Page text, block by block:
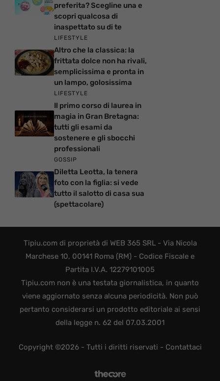
preferita? Scegline una e
scopri qualcosa di
inaspettato su di te
LIFESTYLE
Altro che la classica: la
frittata dolce non ha rivali,
semplicissima e pronta in
un lampo, golosissima
LIFESTYLE
Il primo corso di laurea in
magia in Gran Bretagna:
tutti gli esami da
sostenere e gli sbocchi
professionali
GOSSIP
Diletta Leotta, la tenera
foto con la figlia: si vede
tutto il salotto di casa sua
(spettacolare)
Tipiu.com di proprietà di WEB 365 SRL - Via Nicola
Marchese 10, 00141 Roma (RM) - Codice Fiscale e
Partita I.V.A. 12279101005
Tipiu.com non è una testata giornalistica, in quanto
viene aggiornato senza alcuna periodicità. Non può
pertanto considerarsi un prodotto editoriale ai sensi
della legge n. 62 del 07.03.2001
Copyright ©2026 - Tutti i diritti riservati - Contattaci